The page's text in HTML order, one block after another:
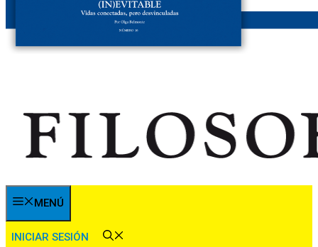
MENÚ
INICIAR SESIÓN